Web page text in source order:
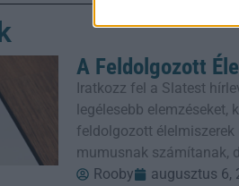
A Feldolgozott
Iratkozz fel a Slatest
legélesebb
feldolgozott
mumusnak számítanak,
Rooby
augusztus 6,